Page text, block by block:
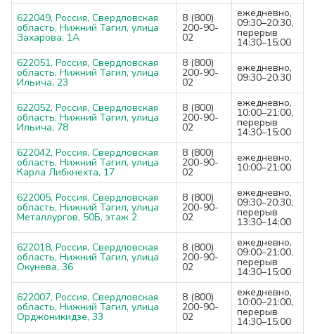
622049, Россия, Свердловская
область, Нижний Тагил, улица
Захарова, 1А
8 (800)
200-90-
02
ежедневно,
09:30–20:30,
перерыв
14:30–15:00
622051, Россия, Свердловская
область, Нижний Тагил, улица
Ильича, 23
8 (800)
200-90-
02
ежедневно,
09:30–20:30
622052, Россия, Свердловская
область, Нижний Тагил, улица
Ильича, 78
8 (800)
200-90-
02
ежедневно,
10:00–21:00,
перерыв
14:30–15:00
622042, Россия, Свердловская
область, Нижний Тагил, улица
Карла Либкнехта, 17
8 (800)
200-90-
02
ежедневно,
10:00–21:00
622005, Россия, Свердловская
область, Нижний Тагил, улица
Металлургов, 50Б, этаж 2
8 (800)
200-90-
02
ежедневно,
09:30–20:30,
перерыв
13:30–14:00
622018, Россия, Свердловская
область, Нижний Тагил, улица
Окунева, 36
8 (800)
200-90-
02
ежедневно,
09:00–21:00,
перерыв
14:30–15:00
622007, Россия, Свердловская
область, Нижний Тагил, улица
Орджоникидзе, 33
8 (800)
200-90-
02
ежедневно,
10:00–21:00,
перерыв
14:30–15:00